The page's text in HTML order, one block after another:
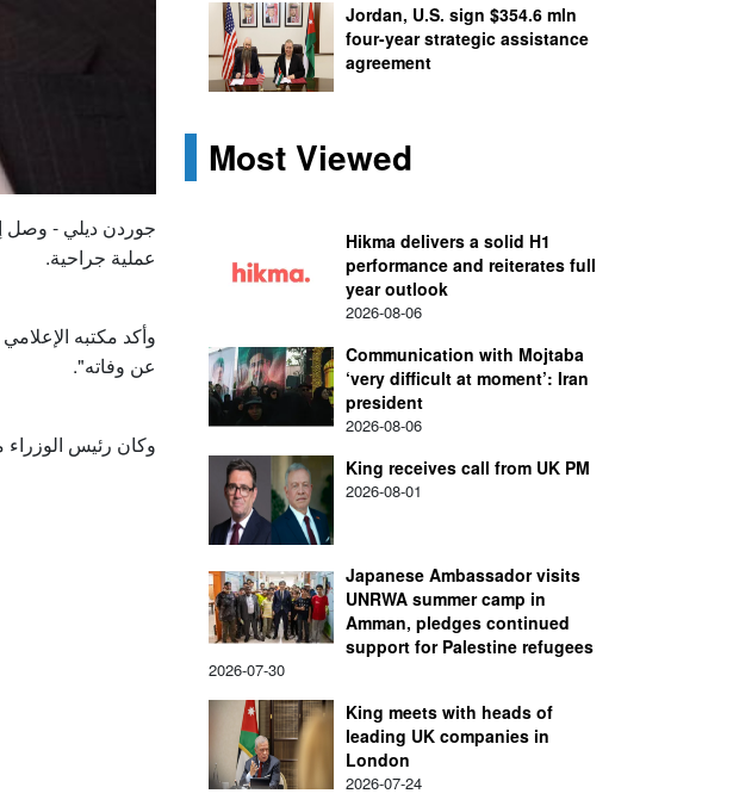
جوردن ديلي - وصل
عملية جراحية.
وأكد مكتبه
عن وفاته".
وكان رئيس
Jordan, U.S. sign $354.6 mln
four-year strategic assistance
agreement
Most Viewed
Hikma delivers a solid H1
performance and reiterates full
year outlook
2026-08-06
Communication with Mojtaba
‘very difficult at moment’: Iran
president
2026-08-06
King receives call from UK PM
2026-08-01
Japanese Ambassador visits
UNRWA summer camp in
Amman, pledges continued
support for Palestine refugees
2026-07-30
King meets with heads of
leading UK companies in
London
2026-07-24